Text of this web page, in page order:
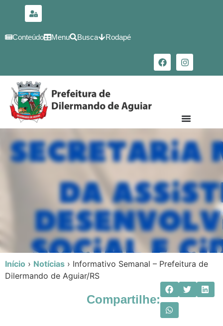
conteúdo
Conteúdo Menu Busca Rodapé
Início › Notícias › Informativo Semanal – Prefeitura de
Dilermando de Aguiar/RS
Compartilhe: